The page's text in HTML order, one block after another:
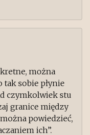
można
tak sobie płynie
czymkolwiek stu
granice między
powiedzieć,
ich”.